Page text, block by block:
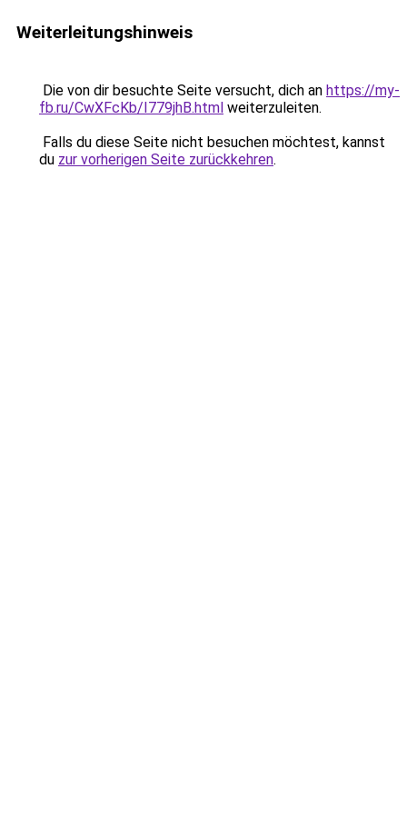
Weiterleitungshinweis
Die von dir besuchte Seite versucht, dich an https://my-
fb.ru/CwXFcKb/I779jhB.html weiterzuleiten.
Falls du diese Seite nicht besuchen möchtest, kannst
du zur vorherigen Seite zurückkehren.